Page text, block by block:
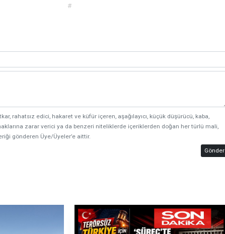
#
rahatsız edici, hakaret ve küfür içeren, aşağılayıcı, küçük düşürücü, kaba,
zarar verici ya da benzeri niteliklerde içeriklerden doğan her türlü mali,
gönderen Üye/Üyeler’e aittir.
Gönder